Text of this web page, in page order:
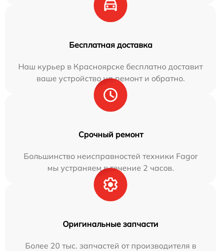
Бесплатная доставка
Наш курьер в Красноярске бесплатно доставит
ваше устройство на ремонт и обратно.
Срочный ремонт
Большинство неисправностей техники Fagor
мы устраняем в течение 2 часов.
Оригинальные запчасти
Более 20 тыс. запчастей от производителя в